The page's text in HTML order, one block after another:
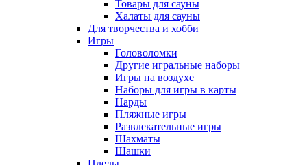
Товары для сауны
Халаты для сауны
Для творчества и хобби
Игры
Головоломки
Другие игральные наборы
Игры на воздухе
Наборы для игры в карты
Нарды
Пляжные игры
Развлекательные игры
Шахматы
Шашки